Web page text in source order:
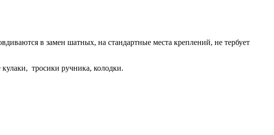
в замен шатных, на стандартные места креплений, не тербует
тросики ручника, колодки.